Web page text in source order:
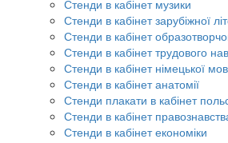
Стенди в кабінет музики
Стенди в кабінет зарубіжної
Стенди в кабінет
Стенди в кабінет трудового
Стенди в кабінет німецької
Стенди в кабінет анатомії
Стенди плакати в кабінет
Стенди в кабінет
Стенди в кабінет економіки